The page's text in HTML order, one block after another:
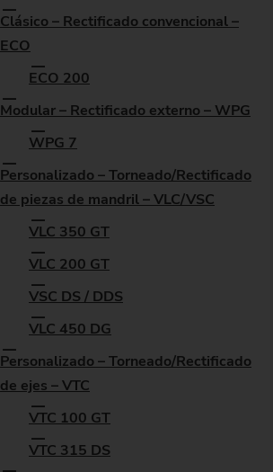
Clásico – Rectificado convencional –
ECO
ECO 200
Modular – Rectificado externo – WPG
WPG 7
Personalizado – Torneado/Rectificado
de piezas de mandril – VLC/VSC
VLC 350 GT
VLC 200 GT
VSC DS / DDS
VLC 450 DG
Personalizado – Torneado/Rectificado
de ejes – VTC
VTC 100 GT
VTC 315 DS